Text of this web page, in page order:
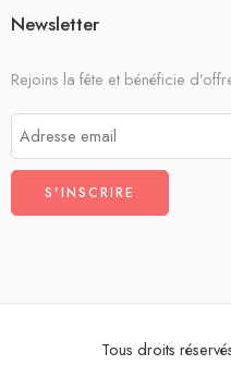
Newsletter
Rejoins la fête et bénéficie
Tous droits